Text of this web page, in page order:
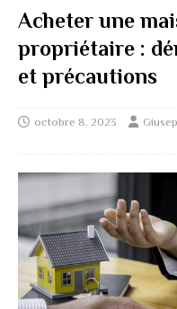
Acheter une
propriétaire :
et précautions
octobre 8, 2023